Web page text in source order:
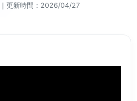
｜更新時間：2026/04/27